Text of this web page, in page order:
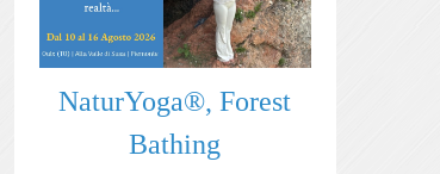
NaturYoga®, Forest
Bathing